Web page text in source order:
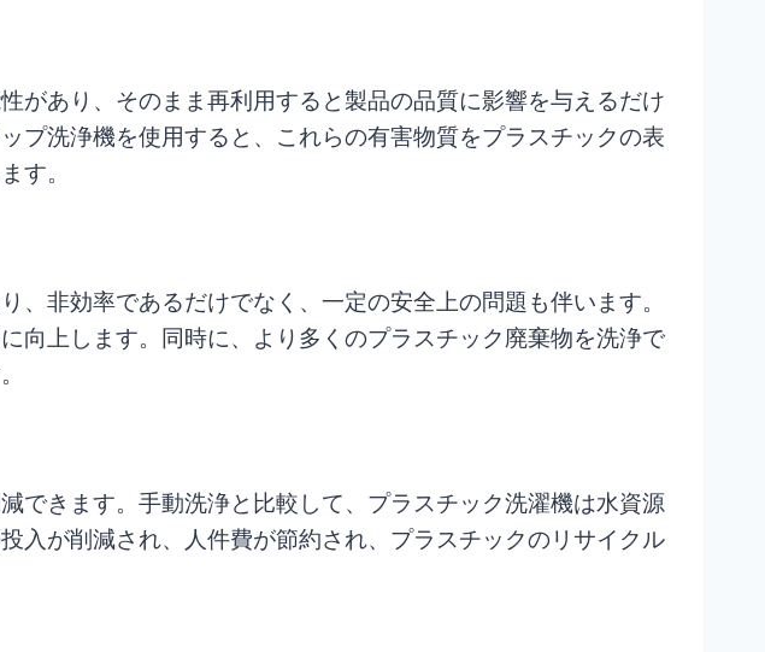
があり、そのまま再利用すると製品の品質に影響を与えるだけ
プ洗浄機を使用すると、これらの有害物質をプラスチックの表
す。
非効率であるだけでなく、一定の安全上の問題も伴います。
向上します。同時に、より多くのプラスチック廃棄物を洗浄で
できます。手動洗浄と比較して、プラスチック洗濯機は水資源
入が削減され、人件費が節約され、プラスチックのリサイクル